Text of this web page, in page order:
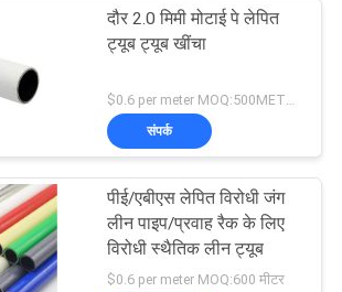
दौर 2.0 मिमी मोटाई पे लेपित
ट्यूब ट्यूब खींचा
संपर्क
पीई/एबीएस लेपित विरोधी जंग
लीन पाइप/प्रवाह रैक के लिए
विरोधी स्थैतिक लीन ट्यूब
$0.6 per meter MOQ:600 मीटर